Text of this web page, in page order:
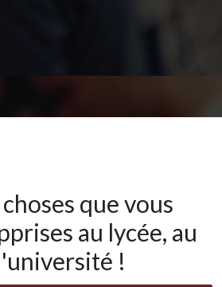
que vous
au lycée, au
!